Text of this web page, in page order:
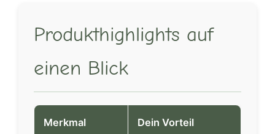
Produkthighlights auf
einen Blick
Merkmal Dein Vorteil